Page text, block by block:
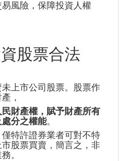
風險，保障投資人權
股票合法
上市公司股票。股票作
，
財產權，賦予財產所有
分之權能。
特許證券業者可對不特
股票買賣，簡言之，非
。